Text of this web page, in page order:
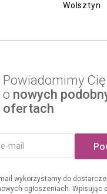
Wolsztyn
Powiadomimy
o nowych
ofertach
wykorzystamy do
ogłoszeniach. Wpisując